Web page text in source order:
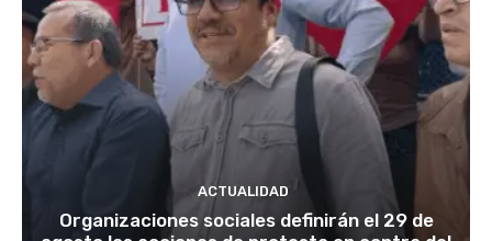
ACTUALIDAD
Organizaciones sociales definirán el 29 de